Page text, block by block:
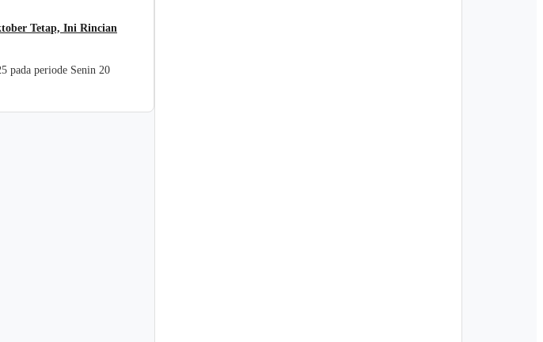
Tetap, Ini Rincian
pada periode Senin 20